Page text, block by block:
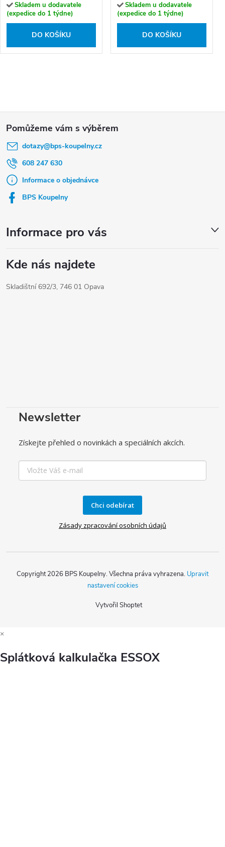
Skladem u dodavatele
(expedice do 1 týdne)
DO KOŠÍKU
Skladem u dodavatele
(expedice do 1 týdne)
DO KOŠÍKU
dotazy@bps-koupelny.cz
608 247 630
Informace o objednávce
BPS Koupelny
Informace pro vás
Kde nás najdete
Skladištní 692/3, 746 01 Opava
Newsletter
Získejte přehled o novinkách a speciálních akcích.
Chci odebírat
Zásady zpracování osobních údajů
Vytvořil Shoptet
Copyright 2026 BPS Koupelny. Všechna práva vyhrazena. Upravit
nastavení cookies
×
Splátková kalkulačka ESSOX